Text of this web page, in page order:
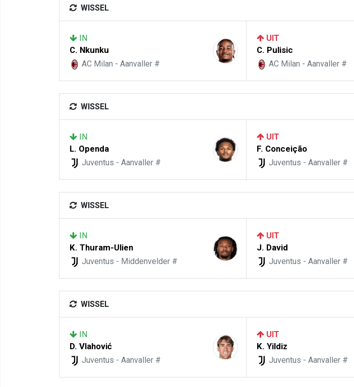
WISSEL
IN
C. Nkunku
AC Milan - Aanvaller #
UIT
C. Pulisic
AC Milan - Aanvaller #
WISSEL
IN
L. Openda
Juventus - Aanvaller #
UIT
F. Conceição
Juventus - Aanvaller #
WISSEL
IN
K. Thuram-Ulien
Juventus - Middenvelder #
UIT
J. David
Juventus - Aanvaller #
WISSEL
IN
D. Vlahović
Juventus - Aanvaller #
UIT
K. Yildiz
Juventus - Aanvaller #